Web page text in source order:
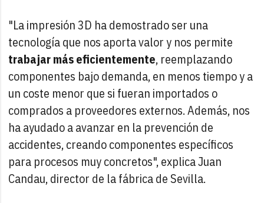
"La impresión 3D ha demostrado ser una
tecnología que nos aporta valor y nos permite
trabajar más eficientemente, reemplazando
componentes bajo demanda, en menos tiempo y a
un coste menor que si fueran importados o
comprados a proveedores externos. Además, nos
ha ayudado a avanzar en la prevención de
accidentes, creando componentes específicos
para procesos muy concretos", explica Juan
Candau, director de la fábrica de Sevilla.